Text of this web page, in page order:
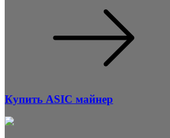
Купить ASIC майнер